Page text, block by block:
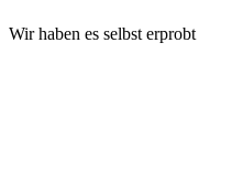
Wir haben es selbst erprobt